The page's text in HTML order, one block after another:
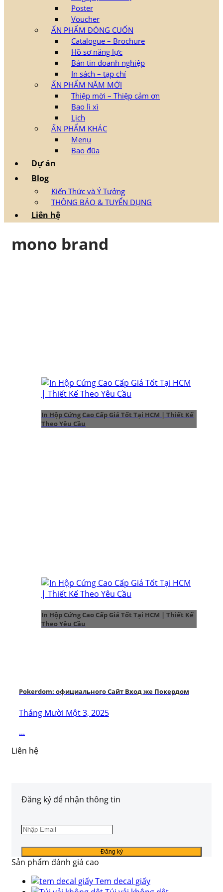
Poster
Voucher
ẤN PHẨM ĐÓNG CUỐN
Catalogue – Brochure
Hồ sơ năng lực
Bản tin doanh nghiệp
In sách – tạp chí
ẤN PHẨM NĂM MỚI
Thiệp mời – Thiệp cảm ơn
Bao lì xì
Lịch
ẤN PHẨM KHÁC
Menu
Bao đũa
Dự án
Blog
Kiến Thức và Ý Tưởng
THÔNG BÁO & TUYỂN DỤNG
Liên hệ
mono brand
In Hộp Cứng Cao Cấp Giá Tốt Tại HCM | Thiết Kế
Theo Yêu Cầu
In Hộp Cứng Cao Cấp Giá Tốt Tại HCM | Thiết Kế
Theo Yêu Cầu
Pokerdom: официального Сайт Вход же Покердом
Tháng Mười Một 3, 2025
...
Liên hệ
Đăng ký để nhận thông tin
Sản phẩm đánh giá cao
Tem decal giấy